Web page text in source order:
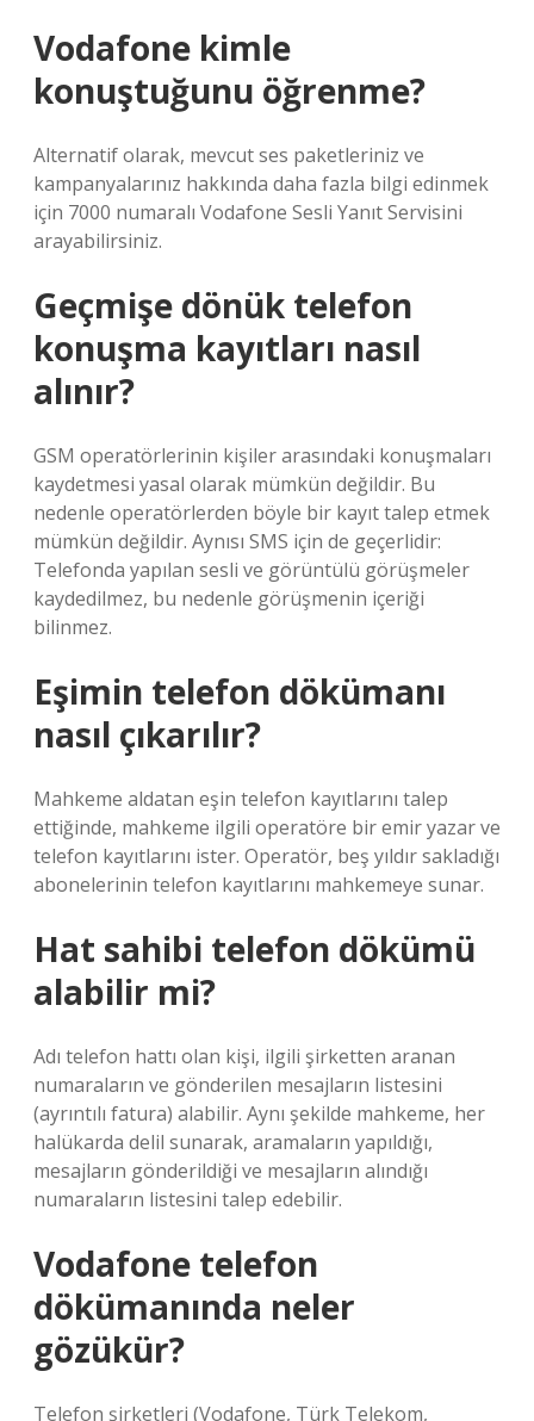
Vodafone kimle
konuştuğunu öğrenme?
Alternatif olarak, mevcut ses paketleriniz ve
kampanyalarınız hakkında daha fazla bilgi edinmek
için 7000 numaralı Vodafone Sesli Yanıt Servisini
arayabilirsiniz.
Geçmişe dönük telefon
konuşma kayıtları nasıl
alınır?
GSM operatörlerinin kişiler arasındaki konuşmaları
kaydetmesi yasal olarak mümkün değildir. Bu
nedenle operatörlerden böyle bir kayıt talep etmek
mümkün değildir. Aynısı SMS için de geçerlidir:
Telefonda yapılan sesli ve görüntülü görüşmeler
kaydedilmez, bu nedenle görüşmenin içeriği
bilinmez.
Eşimin telefon dökümanı
nasıl çıkarılır?
Mahkeme aldatan eşin telefon kayıtlarını talep
ettiğinde, mahkeme ilgili operatöre bir emir yazar ve
telefon kayıtlarını ister. Operatör, beş yıldır sakladığı
abonelerinin telefon kayıtlarını mahkemeye sunar.
Hat sahibi telefon dökümü
alabilir mi?
Adı telefon hattı olan kişi, ilgili şirketten aranan
numaraların ve gönderilen mesajların listesini
(ayrıntılı fatura) alabilir. Aynı şekilde mahkeme, her
halükarda delil sunarak, aramaların yapıldığı,
mesajların gönderildiği ve mesajların alındığı
numaraların listesini talep edebilir.
Vodafone telefon
dökümanında neler
gözükür?
Telefon şirketleri (Vodafone, Türk Telekom,